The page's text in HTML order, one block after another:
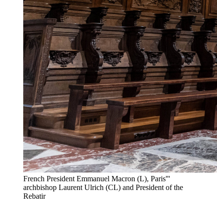
French President Emmanuel Macron (L), Paris'''
archbishop Laurent Ulrich (CL) and President of the
Rebatir